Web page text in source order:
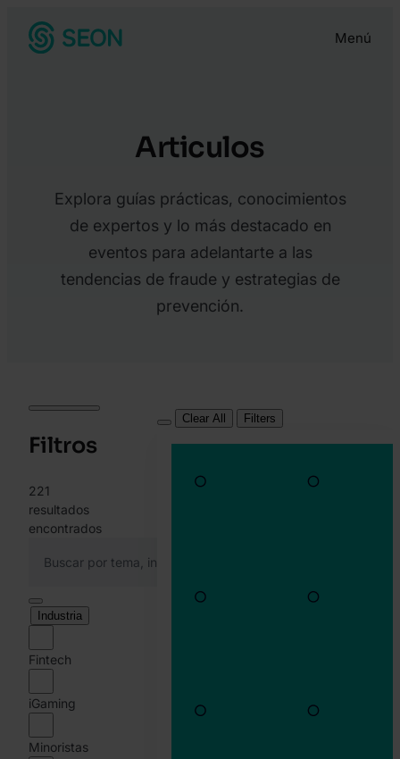
Menú
Articulos
Explora guías prácticas, conocimientos
de expertos y lo más destacado en
eventos para adelantarte a las
tendencias de fraude y estrategias de
prevención.
Filtros
221
resultados
encontrados
Industria
Fintech
iGaming
Minoristas
Clear All Filters